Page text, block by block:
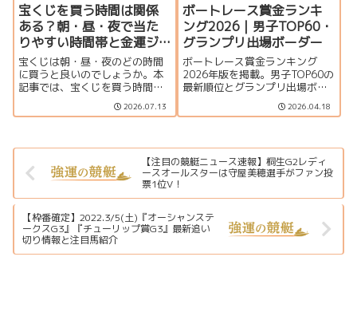
宝くじを買う時間は関係
ある？朝・昼・夜で当た
りやすい時間帯と金運ジ
ンクスを解説
宝くじは朝・昼・夜のどの時間
に買うと良いのでしょうか。本
記事では、宝くじを買う時間と
当選確率の関係、金運アップの
ジンクス、一粒万倍日や天赦日
す。
2026.07.13
ボートレース賞金ランキ
ング2026｜男子TOP60・
グランプリ出場ボーダー
ボートレース賞金ランキング
2026年版を掲載。男子TOP60の
最新順位とグランプリ出場ボー
ダー、上位選手の優出一覧をま
とめています。
2026.04.18
【注目の競艇ニュース速報】桐生G2レディ
ースオールスターは守屋美穂選手がファン投
票1位V！
【枠番確定】2022.3/5(土)『オーシャンステ
ークスG3』『チューリップ賞G3』最新追い
切り情報と注目馬紹介